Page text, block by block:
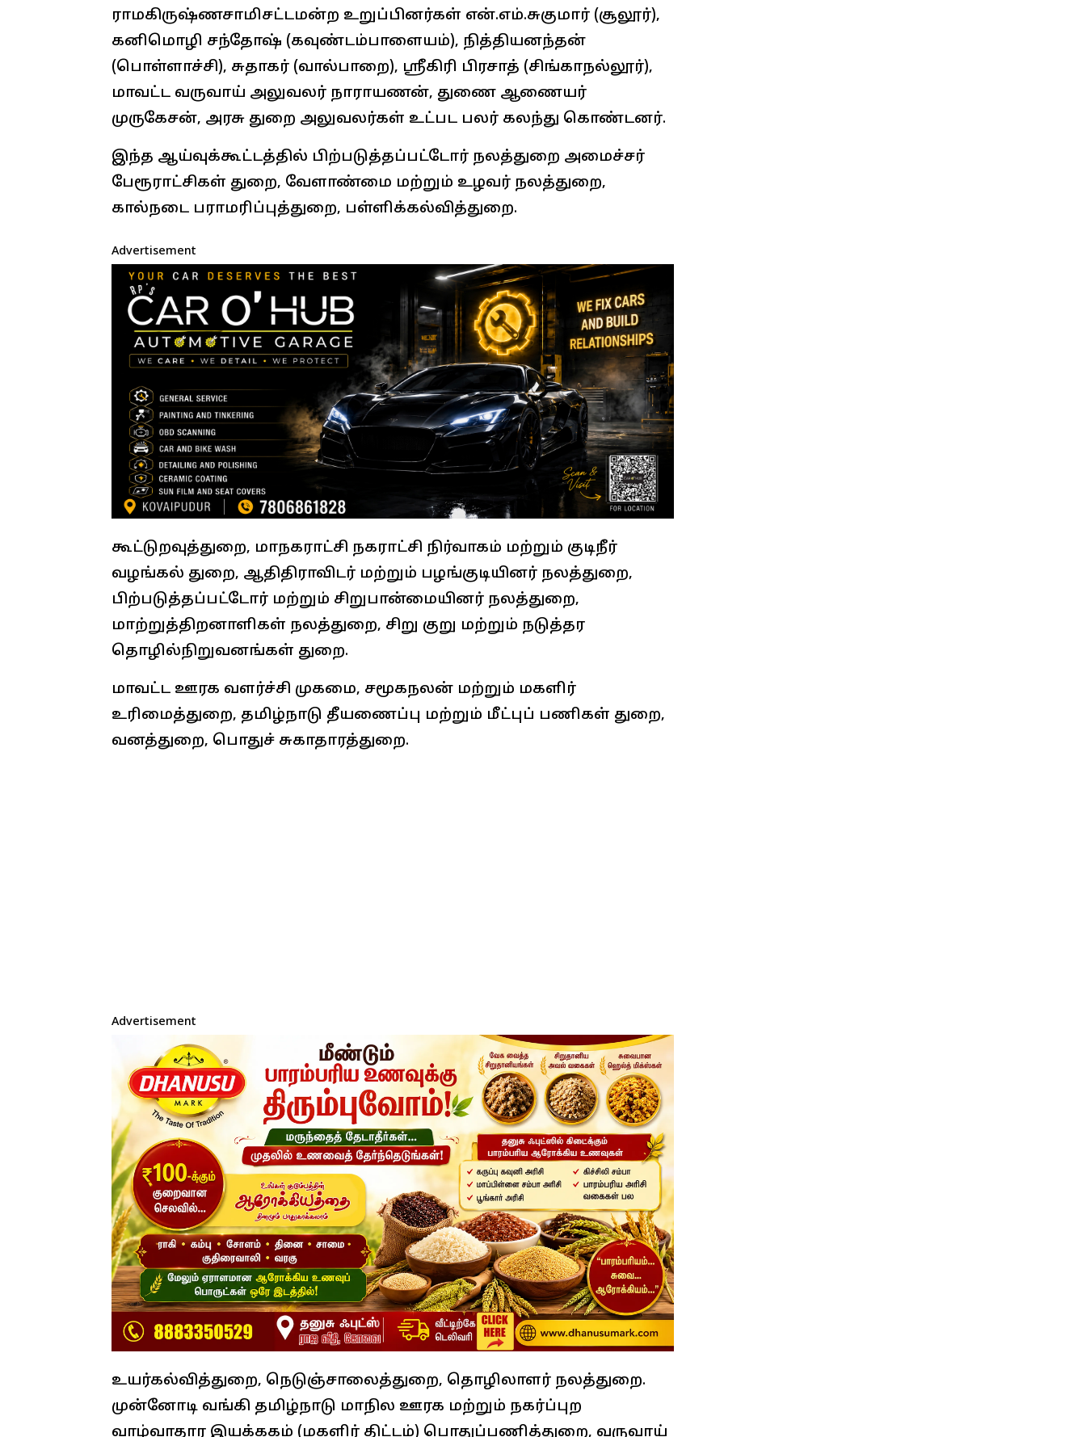
ராமகிருஷ்ணசாமிசட்டமன்ற உறுப்பினர்கள் என்.எம்.சுகுமார் (சூலூர்),
கனிமொழி சந்தோஷ் (கவுண்டம்பாளையம்), நித்தியனந்தன்
(பொள்ளாச்சி), சுதாகர் (வால்பாறை), ஸ்ரீகிரி பிரசாத் (சிங்காநல்லூர்),
மாவட்ட வருவாய் அலுவலர் நாராயணன், துணை ஆணையர்
முருகேசன், அரசு துறை அலுவலர்கள் உட்பட பலர் கலந்து கொண்டனர்.
இந்த ஆய்வுக்கூட்டத்தில் பிற்படுத்தப்பட்டோர் நலத்துறை அமைச்சர்
பேரூராட்சிகள் துறை, வேளாண்மை மற்றும் உழவர் நலத்துறை,
கால்நடை பராமரிப்புத்துறை, பள்ளிக்கல்வித்துறை.
Advertisement
கூட்டுறவுத்துறை, மாநகராட்சி நகராட்சி நிர்வாகம் மற்றும் குடிநீர்
வழங்கல் துறை, ஆதிதிராவிடர் மற்றும் பழங்குடியினர் நலத்துறை,
பிற்படுத்தப்பட்டோர் மற்றும் சிறுபான்மையினர் நலத்துறை,
மாற்றுத்திறனாளிகள் நலத்துறை, சிறு குறு மற்றும் நடுத்தர
தொழில்நிறுவனங்கள் துறை.
மாவட்ட ஊரக வளர்ச்சி முகமை, சமூகநலன் மற்றும் மகளிர்
உரிமைத்துறை, தமிழ்நாடு தீயணைப்பு மற்றும் மீட்புப் பணிகள் துறை,
வனத்துறை, பொதுச் சுகாதாரத்துறை.
Advertisement
உயர்கல்வித்துறை, நெடுஞ்சாலைத்துறை, தொழிலாளர் நலத்துறை.
முன்னோடி வங்கி தமிழ்நாடு மாநில ஊரக மற்றும் நகர்ப்புற
வாழ்வாதார இயக்ககம் (மகளிர் திட்டம்) பொதுப்பணித்துறை, வருவாய்